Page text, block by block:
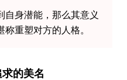
自身潜能，那么其意义
重塑对方的人格。
的美名